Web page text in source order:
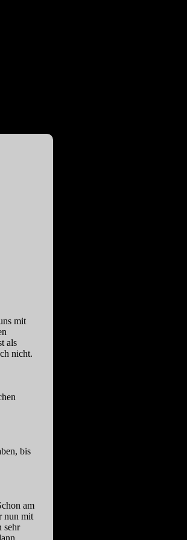
mit
als
nicht.
bis
am
nun mit
sehr